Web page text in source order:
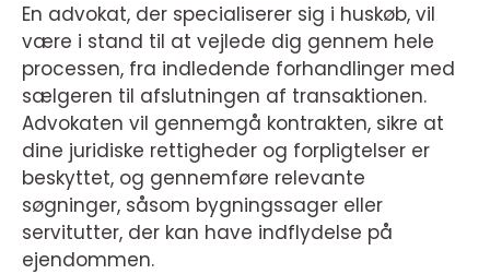
En advokat, der specialiserer sig i huskøb, vil
være i stand til at vejlede dig gennem hele
processen, fra indledende forhandlinger med
sælgeren til afslutningen af transaktionen.
Advokaten vil gennemgå kontrakten, sikre at
dine juridiske rettigheder og forpligtelser er
beskyttet, og gennemføre relevante
søgninger, såsom bygningssager eller
servitutter, der kan have indflydelse på
ejendommen.